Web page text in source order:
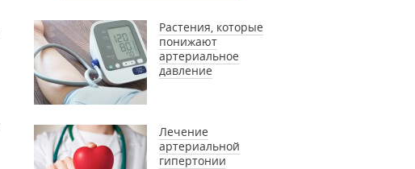
Растения, которые
понижают
артериальное
давление
Лечение
артериальной
гипертонии